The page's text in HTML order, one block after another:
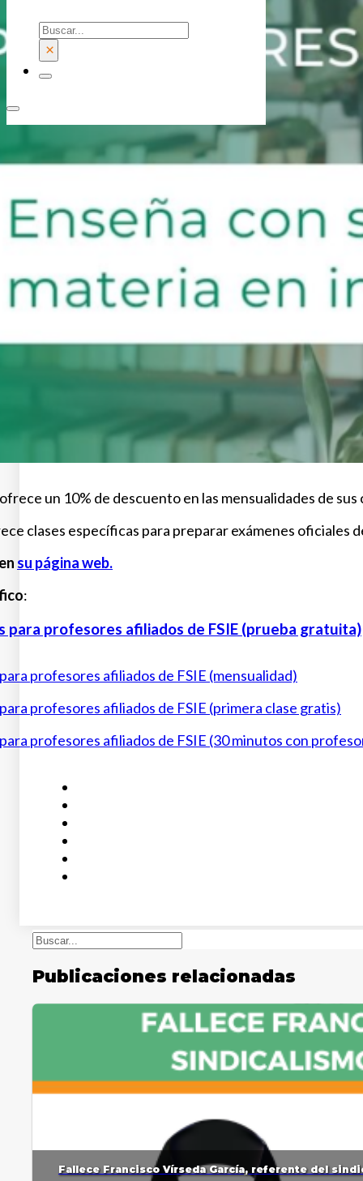
Buscar
×
un 10% de descuento en las mensualidades de
clases específicas para preparar exámenes oficiales
su página web.
:
para profesores afiliados de FSIE (prueba gratuita)
profesores afiliados de FSIE (mensualidad)
profesores afiliados de FSIE (primera clase gratis)
profesores afiliados de FSIE (30 minutos con
Buscar
Publicaciones relacionadas
Fallece Francisco Vírseda García, referente del